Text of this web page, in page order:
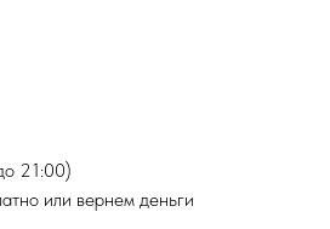
21:00)
или вернем деньги